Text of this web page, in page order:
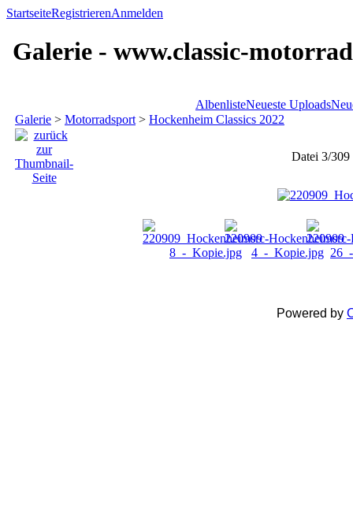
StartseiteRegistrierenAnmelden
Galerie - www.classic-
AlbenlisteNeueste Uploads
Galerie > Motorradsport > Hockenheim Classics 2022
Datei 3/309
Powered by